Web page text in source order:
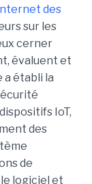
des
sur les
cerner
évaluent et
a établi la
IoT,
des
de
logiciel et